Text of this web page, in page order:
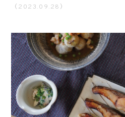
（2023.09.28）